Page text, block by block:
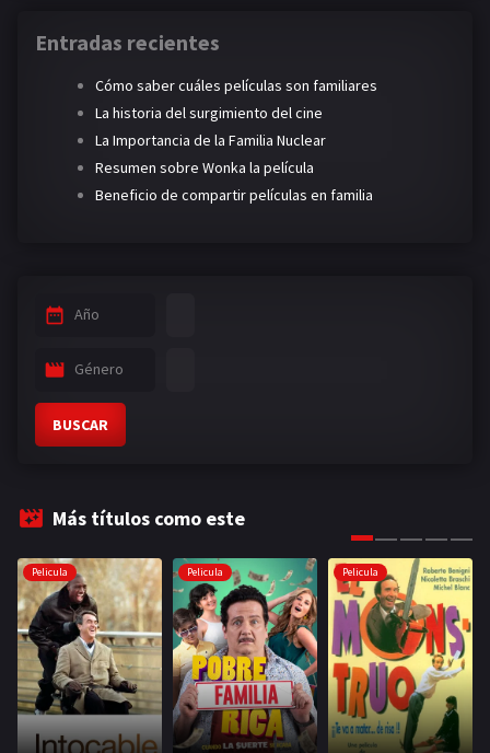
Entradas recientes
Cómo saber cuáles películas son familiares
La historia del surgimiento del cine
La Importancia de la Familia Nuclear
Resumen sobre Wonka la película
Beneficio de compartir películas en familia
Año
Género
BUSCAR
Más títulos como este
Pelicula Pelicula Pelicula